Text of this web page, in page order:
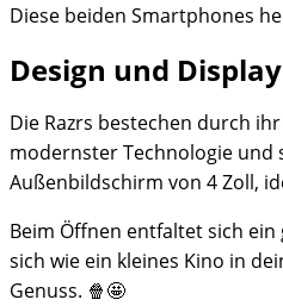
Diese beiden Smartphones
Design und Display
Die Razrs bestechen durch
modernster Technologie und
Außenbildschirm von 4 Zoll,
Beim Öffnen entfaltet sich
sich wie ein kleines Kino in
Genuss. 🍿🤩